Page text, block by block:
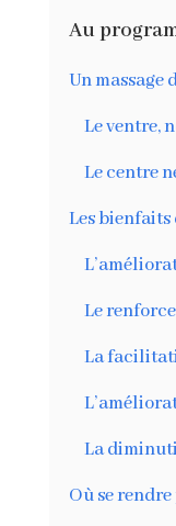
Au
Un massage
Le ventre,
Le centre
Les bienfaits
Le
La
La
Où se